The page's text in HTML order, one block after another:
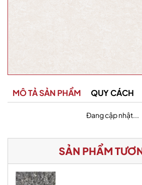
MÔ TẢ SẢN PHẨM QUY CÁCH
Đang cập nhật...
SẢN PHẨM